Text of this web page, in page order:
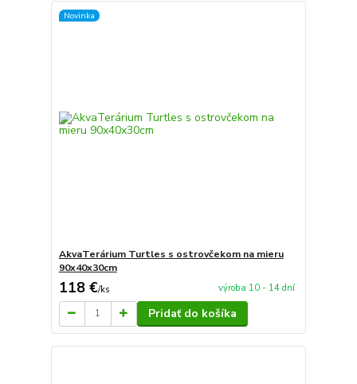
Novinka
AkvaTerárium Turtles s ostrovčekom na mieru
90x40x30cm
118 €/ks výroba 10 - 14 dní
Pridať do košíka